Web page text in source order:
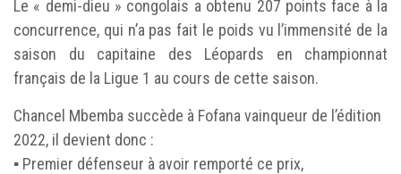
Le « demi-dieu » congolais a obtenu 207 points face à la
concurrence, qui n’a pas fait le poids vu l’immensité de la
saison du capitaine des Léopards en championnat
français de la Ligue 1 au cours de cette saison.
Chancel Mbemba succède à Fofana vainqueur de l’édition
2022, il devient donc :
▪︎ Premier défenseur à avoir remporté ce prix,